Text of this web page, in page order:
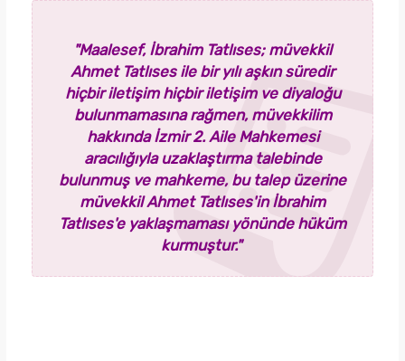
"Maalesef, İbrahim Tatlıses; müvekkil
Ahmet Tatlıses ile bir yılı aşkın süredir
hiçbir iletişim hiçbir iletişim ve diyaloğu
bulunmamasına rağmen, müvekkilim
hakkında İzmir 2. Aile Mahkemesi
aracılığıyla uzaklaştırma talebinde
bulunmuş ve mahkeme, bu talep üzerine
müvekkil Ahmet Tatlıses'in İbrahim
Tatlıses'e yaklaşmaması yönünde hüküm
kurmuştur."